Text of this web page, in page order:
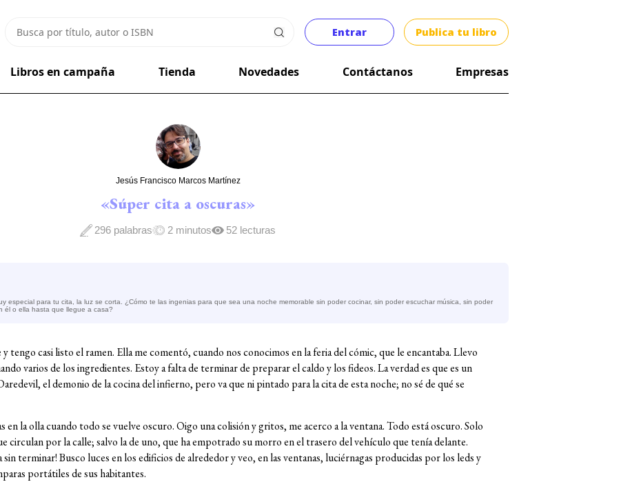
Entrar Publica tu libro
Libros en campaña Tienda Novedades Contáctanos Empresas
Jesús Francisco Marcos Martínez
«Súper cita a oscuras»
296 palabras 2 minutos 52 lecturas
especial para tu cita, la luz se corta. ¿Cómo te las ingenias para que sea una noche memorable sin poder cocinar, sin poder escuchar música, sin poder
él o ella hasta que llegue a casa?
tengo casi listo el ramen. Ella me comentó, cuando nos conocimos en la feria del cómic, que le encantaba. Llevo
varios de los ingredientes. Estoy a falta de terminar de preparar el caldo y los fideos. La verdad es que es un
el demonio de la cocina del infierno, pero va que ni pintado para la cita de esta noche; no sé de qué se
en la olla cuando todo se vuelve oscuro. Oigo una colisión y gritos, me acerco a la ventana. Todo está oscuro. Solo
circulan por la calle; salvo la de uno, que ha empotrado su morro en el trasero del vehículo que tenía delante.
sin terminar! Busco luces en los edificios de alrededor y veo, en las ventanas, luciérnagas producidas por los leds y
portátiles de sus habitantes.